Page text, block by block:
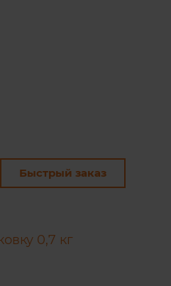
Быстрый заказ
0,7 кг